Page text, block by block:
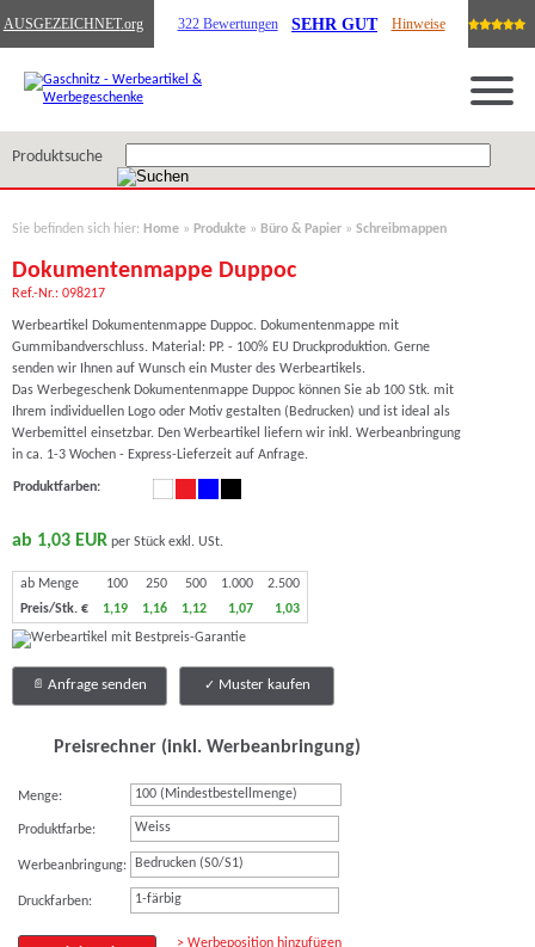
AUSGEZEICHNET.org 322 Bewertungen SEHR GUT Hinweise
Produktsuche
Sie befinden sich hier: Home » Produkte » Büro & Papier » Schreibmappen
Dokumentenmappe Duppoc
Ref.-Nr.: 098217
Werbeartikel Dokumentenmappe Duppoc. Dokumentenmappe mit
Gummibandverschluss. Material: PP. - 100% EU Druckproduktion. Gerne
senden wir Ihnen auf Wunsch ein Muster des Werbeartikels.
Das Werbegeschenk Dokumentenmappe Duppoc können Sie ab 100 Stk. mit
Ihrem individuellen Logo oder Motiv gestalten (Bedrucken) und ist ideal als
Werbemittel einsetzbar. Den Werbeartikel liefern wir inkl. Werbeanbringung
in ca. 1-3 Wochen - Express-Lieferzeit auf Anfrage.
Produktfarben:
ab 1,03 EUR per Stück exkl. USt.
ab Menge 100 250 500 1.000
2.500
Preis/Stk. €
1,19 1,16 1,12 1,07 1,03
Anfrage senden Muster kaufen
Preisrechner (inkl. Werbeanbringung)
Menge:
Produktfarbe: Weiss
Werbeanbringung: Bedrucken (S0/S1)
Druckfarben: 1-färbig
> Werbeposition hinzufügen